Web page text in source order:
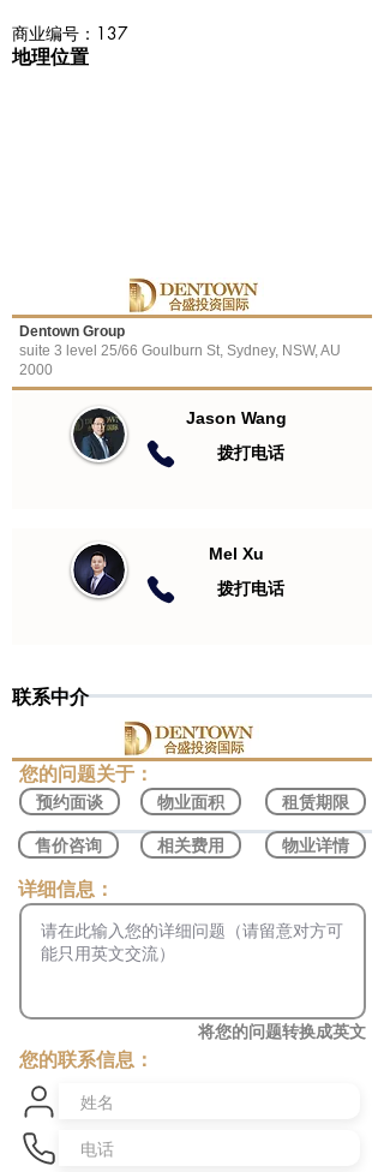
商业编号：137
地理位置
Dentown Group
suite 3 level 25/66 Goulburn St, Sydney, NSW, AU
2000
Jason Wang
​拨打电话
Mel Xu
​拨打电话
联系中介
​您的问题关于：
预约面谈
售价咨询
物业面积
相关费用
租赁期限
物业详情
​详细信息：
将您的问题转换成英文
您的联系信息：